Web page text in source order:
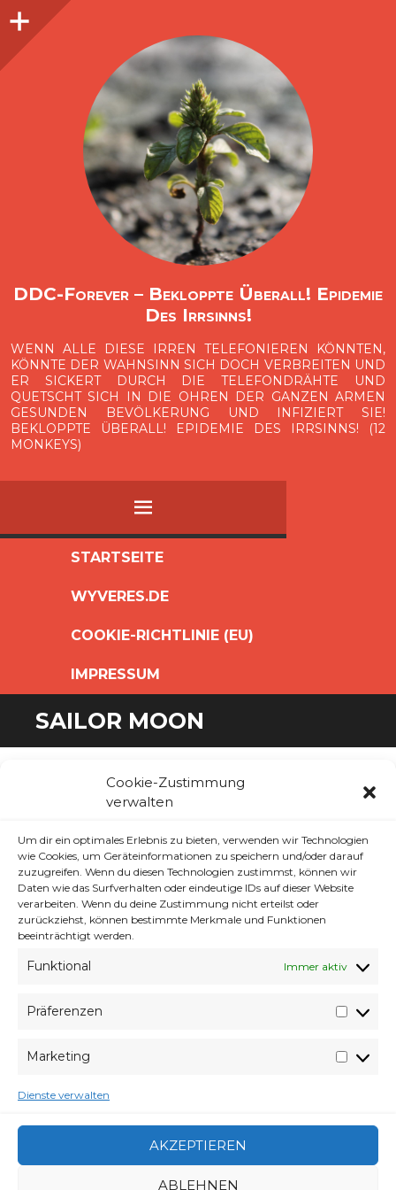
Cookie-Zustimmung
verwalten
Um dir ein optimales Erlebnis zu bieten, verwenden wir Technologien
wie Cookies, um Geräteinformationen zu speichern und/oder darauf
zuzugreifen. Wenn du diesen Technologien zustimmst, können wir
Daten wie das Surfverhalten oder eindeutige IDs auf dieser Website
verarbeiten. Wenn du deine Zustimmung nicht erteilst oder
zurückziehst, können bestimmte Merkmale und Funktionen
beeinträchtigt werden.
Funktional Immer aktiv
Präferenzen
Marketing
Dienste verwalten
AKZEPTIEREN
ABLEHNEN
O
p
e
n
i
d
e
b
a
DDC-Forever – Bekloppte Überall! Epidemie
Des Irrsinns!
WENN ALLE DIESE IRREN TELEFONIEREN KÖNNTEN,
KÖNNTE DER WAHNSINN SICH DOCH VERBREITEN UND
ER SICKERT DURCH DIE TELEFONDRÄHTE UND
QUETSCHT SICH IN DIE OHREN DER GANZEN ARMEN
GESUNDEN BEVÖLKERUNG UND INFIZIERT SIE!
BEKLOPPTE ÜBERALL! EPIDEMIE DES IRRSINNS! (12
MONKEYS)
MENÜ
SPRINGEN
STARTSEITE
WYVERES.DE
COOKIE-RICHTLINIE (EU)
IMPRESSUM
Seitenleiste
SAILOR MOON
SAILOR AMAZING – KERL IN
PAPIER SINGT … ACH SEHT
SELBST
Der Kanal von dem Kerl is voll davon … WTF :)